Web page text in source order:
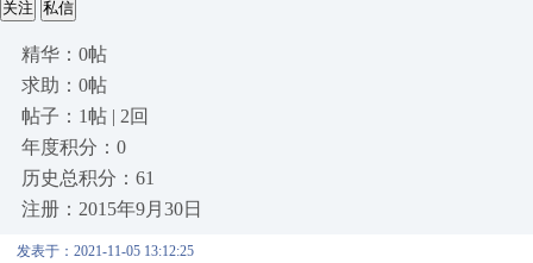
关注 私信
精华：0帖
求助：0帖
帖子：1帖 | 2回
年度积分：0
历史总积分：61
注册：2015年9月30日
发表于：2021-11-05 13:12:25